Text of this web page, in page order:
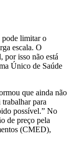
pode limitar o
escala. O
por isso não está
Único de Saúde
que ainda não
para
possível.” No
de preço pela
(CMED),